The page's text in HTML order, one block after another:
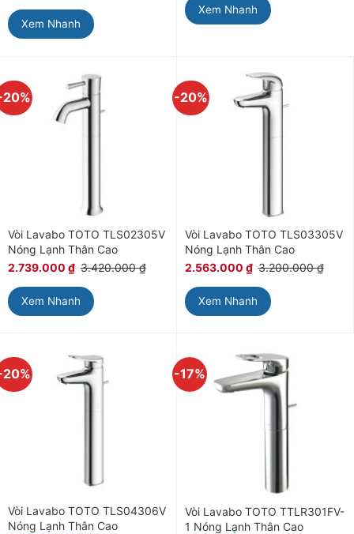
Xem Nhanh
Xem Nhanh
Vòi Lavabo TOTO TLS02305V
Nóng Lạnh Thân Cao
2.739.000 ₫ 3.420.000₫
Xem Nhanh
-20%
Vòi Lavabo TOTO TLS03305V
Nóng Lạnh Thân Cao
2.563.000 ₫ 3.200.000₫
Xem Nhanh
Vòi Lavabo TOTO TLS04306V
Nóng Lạnh Thân Cao
-17%
Vòi Lavabo TOTO TTLR301FV-
1 Nóng Lạnh Thân Cao